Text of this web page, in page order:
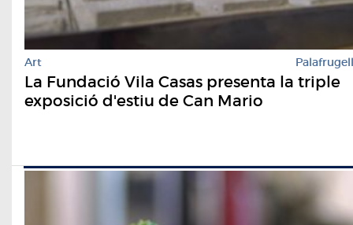
Art Palafrugell
La Fundació Vila Casas presenta la triple
exposició d'estiu de Can Mario